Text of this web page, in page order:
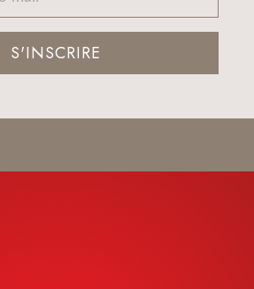
S'INSCRIRE